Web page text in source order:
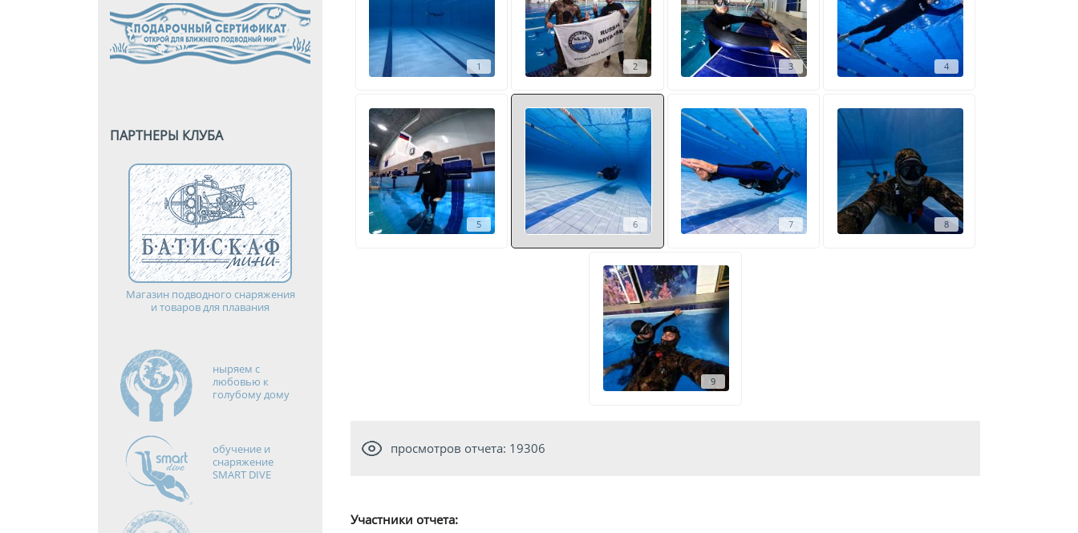
ПАРТНЕРЫ КЛУБА
Магазин подводного снаряжения
и товаров для плавания
ныряем с
любовью к
голубому дому
обучение и
снаряжение
SMART DIVE
1 2 3 4
5 6 7 8
9
просмотров отчета: 19306
Участники отчета: